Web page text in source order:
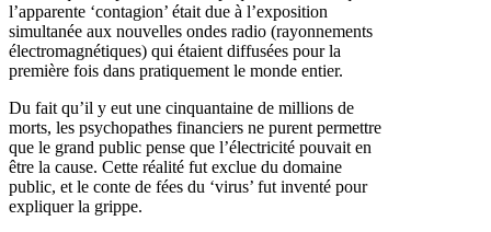
l’apparente ‘contagion’ était due à l’exposition
simultanée aux nouvelles ondes radio (rayonnements
électromagnétiques) qui étaient diffusées pour la
première fois dans pratiquement le monde entier.
Du fait qu’il y eut une cinquantaine de millions de
morts, les psychopathes financiers ne purent permettre
que le grand public pense que l’électricité pouvait en
être la cause. Cette réalité fut exclue du domaine
public, et le conte de fées du ‘virus’ fut inventé pour
expliquer la grippe.